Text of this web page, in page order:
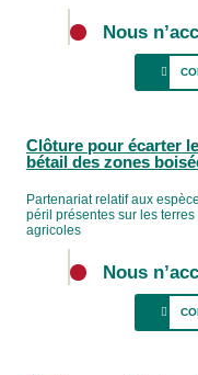
Nous
oiseaux nicheurs
tournant (pâturage
de garder des
(pâturage
L’objectif est
ressources
efficace, tout en
pâturées jusqu’à
Clôture pour écarter le
bétail des zones
Partenariat relatif aux
péril présentes sur les terres
agricoles
Nous